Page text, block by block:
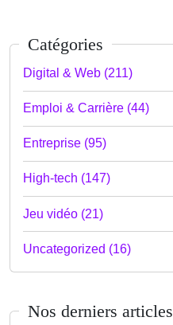
Catégories
Digital & Web (211)
Emploi & Carrière (44)
Entreprise (95)
High-tech (147)
Jeu vidéo (21)
Uncategorized (16)
Nos derniers articles